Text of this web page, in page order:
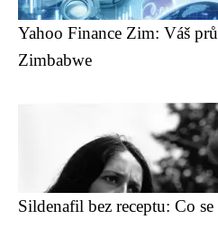
Yahoo Finance Zim: Váš
Zimbabwe
Sildenafil bez receptu: Co se